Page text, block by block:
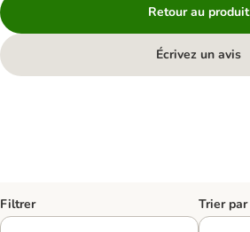
Retour au produit
Écrivez un avis
Filtrer Trier par